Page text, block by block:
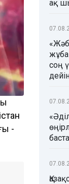
-
ақ
соң